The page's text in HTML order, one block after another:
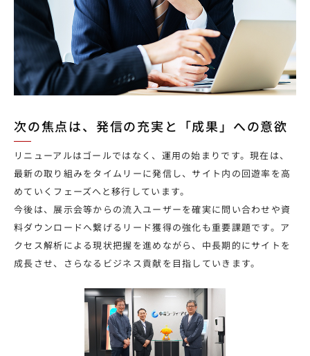
次の焦点は、発信の充実と「成果」への意欲
リニューアルはゴールではなく、運用の始まりです。現在は、
最新の取り組みをタイムリーに発信し、サイト内の回遊率を高
めていくフェーズへと移行しています。
今後は、展示会等からの流入ユーザーを確実に問い合わせや資
料ダウンロードへ繋げるリード獲得の強化も重要課題です。ア
クセス解析による現状把握を進めながら、中長期的にサイトを
成長させ、さらなるビジネス貢献を目指していきます。